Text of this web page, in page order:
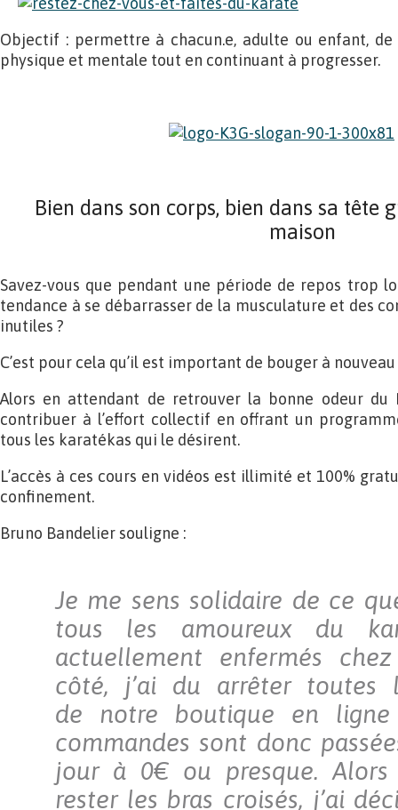
Objectif : permettre à chacun.e, adulte ou enfant,
physique et mentale tout en continuant à progresser.
Bien dans son corps, bien dans sa tête
maison
Savez-vous que pendant une période de repos trop
tendance à se débarrasser de la musculature et des
inutiles ?
C’est pour cela qu’il est important de bouger à nouveau
Alors en attendant de retrouver la bonne odeur du
contribuer à l’effort collectif en offrant un
tous les karatékas qui le désirent.
L’accès à ces cours en vidéos est illimité et 100%
confinement.
Bruno Bandelier souligne :
Je me sens solidaire de ce
tous les amoureux du
actuellement enfermés
côté, j’ai du arrêter toutes
de notre boutique en ligne
commandes sont donc
jour à 0€ ou presque.
rester les bras croisés, j’ai